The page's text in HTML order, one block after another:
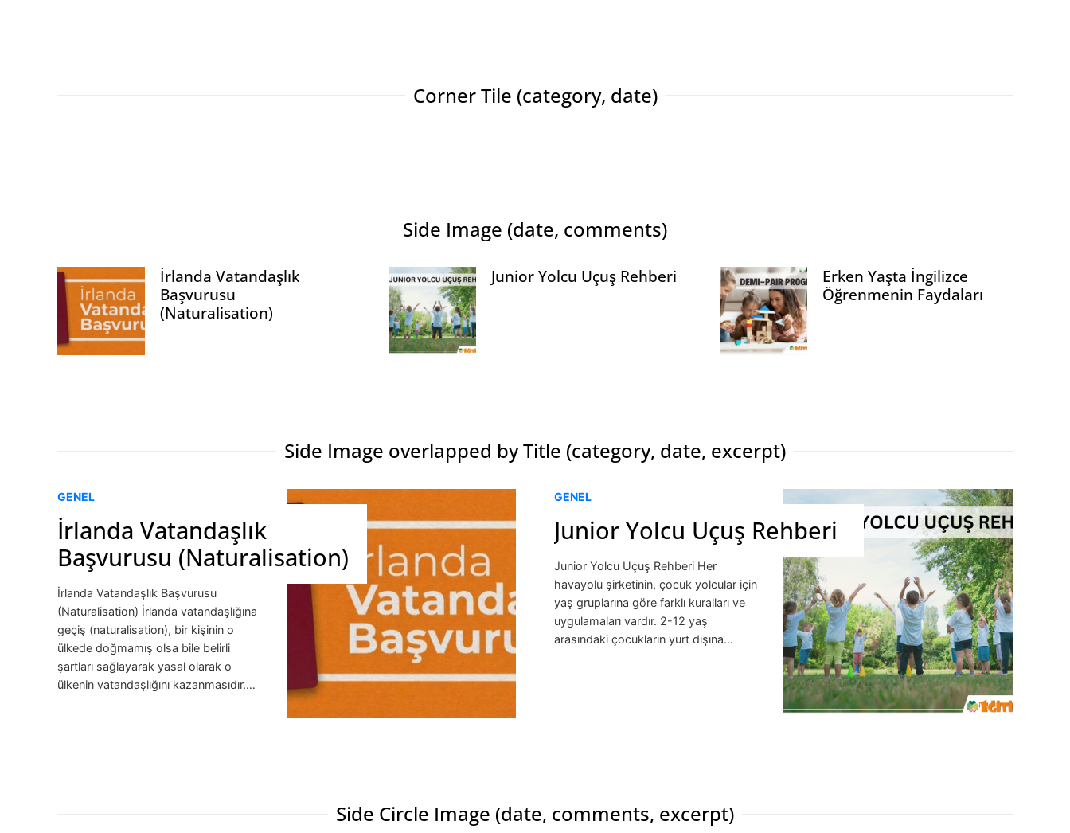
Corner Tile (category, date)
GENEL
Side Image (date, comments)
İrlanda Vatandaşlık
Başvurusu
(Naturalisation)
Junior Yolcu Uçuş Rehberi
Erken Yaşta İngilizce
Öğrenmenin Faydaları
Side Image overlapped by Title (category, date, excerpt)
GENEL
İrlanda Vatandaşlık
Başvurusu (Naturalisation)
İrlanda Vatandaşlık Başvurusu
(Naturalisation) İrlanda vatandaşlığına
geçiş (naturalisation), bir kişinin o
ülkede doğmamış olsa bile belirli
şartları sağlayarak yasal olarak o
ülkenin vatandaşlığını kazanmasıdır.…
GENEL
Junior Yolcu Uçuş Rehberi
Junior Yolcu Uçuş Rehberi Her
havayolu şirketinin, çocuk yolcular için
yaş gruplarına göre farklı kuralları ve
uygulamaları vardır. 2-12 yaş
arasındaki çocukların yurt dışına…
Side Circle Image (date, comments, excerpt)